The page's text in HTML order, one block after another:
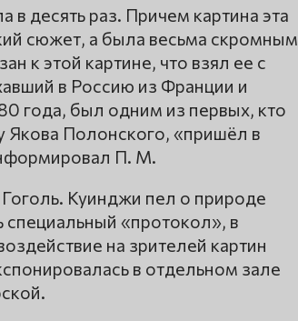
десять раз. Причем картина эта
сюжет, а была весьма скромным
к этой картине, что взял ее с
в Россию из Франции и
года, был одним из первых, кто
Якова Полонского, «пришёл в
П. М.
Куинджи пел о природе
специальный «протокол», в
на зрителей картин
в отдельном зале